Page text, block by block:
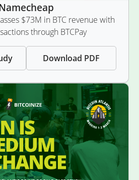
$73M in BTC revenue with
through BTCPay
Download PDF